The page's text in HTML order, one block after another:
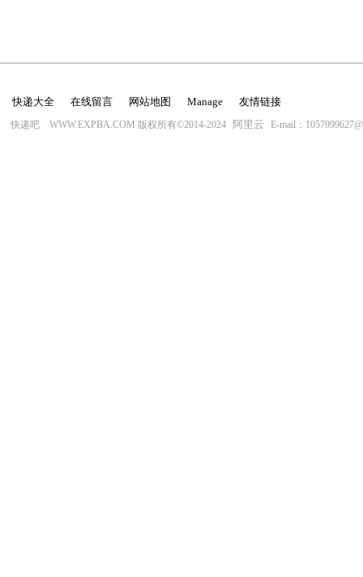
快递大全 在线留言 网站地图 Manage 友情链接
快递吧 WWW.EXPBA.COM 版权所有©2014-2024 阿里云 E-mail：